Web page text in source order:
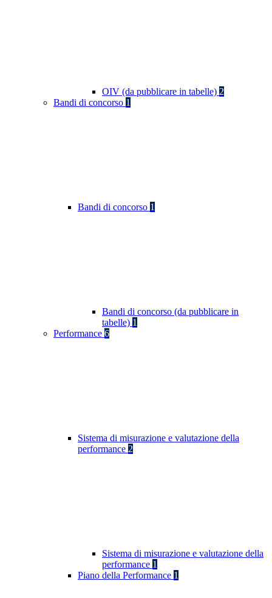
OIV (da pubblicare in tabelle) 2
Bandi di concorso 1
Bandi di concorso 1
Bandi di concorso (da pubblicare in
tabelle) 1
Performance 6
Sistema di misurazione e valutazione della
performance 2
Sistema di misurazione e valutazione della
performance 1
Piano della Performance 1